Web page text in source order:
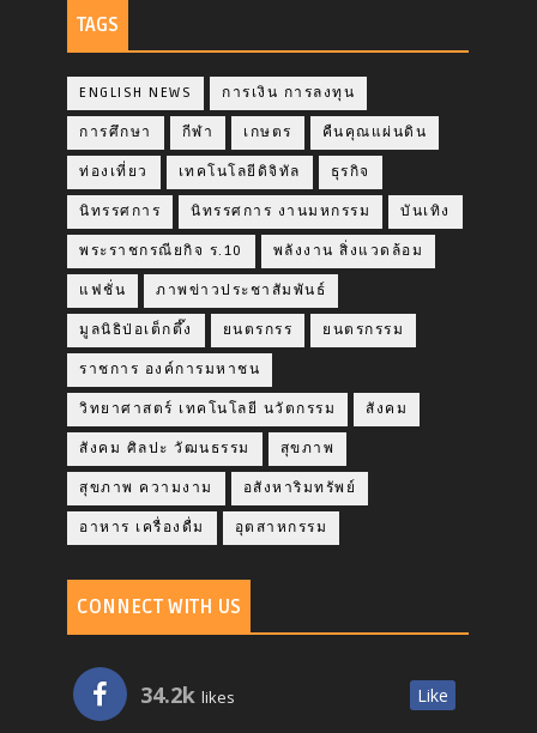
TAGS
ENGLISH NEWS การเงิน การลงทุน
การศึกษา กีฬา เกษตร คืนคุณแผ่นดิน
ท่องเที่ยว เทคโนโลยีดิจิทัล ธุรกิจ
นิทรรศการ นิทรรศการ งานมหกรรม บันเทิง
พระราชกรณียกิจ ร.10 พลังงาน สิ่งแวดล้อม
แฟชั่น ภาพข่าวประชาสัมพันธ์
มูลนิธิป่อเต็กตึ๊ง ยนตรกรร ยนตรกรรม
ราชการ องค์การมหาชน
วิทยาศาสตร์ เทคโนโลยี นวัตกรรม สังคม
สังคม ศิลปะ วัฒนธรรม สุขภาพ
สุขภาพ ความงาม อสังหาริมทรัพย์
อาหาร เครื่องดื่ม อุตสาหกรรม
CONNECT WITH US
34.2k likes Like